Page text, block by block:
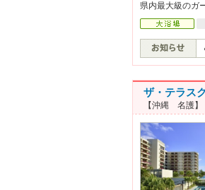
県内最大級のガ
ザ・テラス
【沖縄 名護】